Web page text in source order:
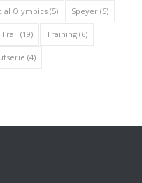
Olympics(5) Speyer(5)
Trail (19) Training(6)
(4)